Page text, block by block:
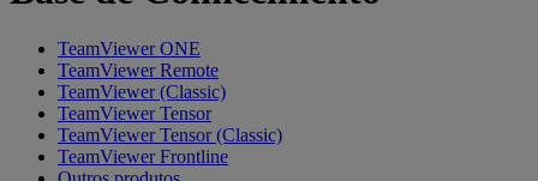
TeamViewer ONE
TeamViewer Remote
TeamViewer (Classic)
TeamViewer Tensor
TeamViewer Tensor (Classic)
TeamViewer Frontline